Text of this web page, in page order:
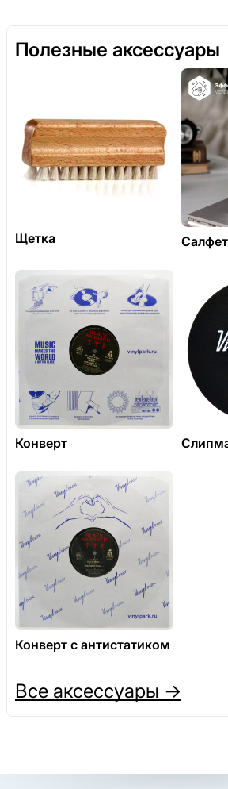
Полезные аксессуары
Щетка
Конверт
Конверт с антистатиком
Все аксессуары →